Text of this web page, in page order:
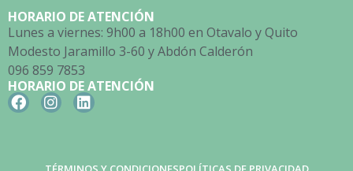
HORARIO DE ATENCIÓN
Lunes a viernes: 9h00 a 18h00 en Otavalo y Quito
Modesto Jaramillo 3-60 y Abdón Calderón
096 859 7853
HORARIO DE ATENCIÓN